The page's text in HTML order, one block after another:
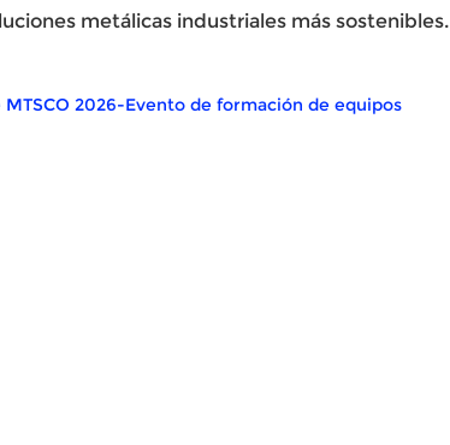
metálicas industriales más sostenibles.
2026-Evento de formación de equipos